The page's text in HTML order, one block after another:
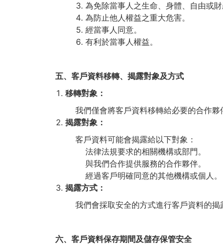
為免除當事人之生命、身體、自由或財
為防止他人權益之重大危害。
經當事人同意。
有利於當事人權益。
五、客戶資料移轉、揭露對象及方式
移轉對象：
我們僅會將客戶資料移轉給必要的合作夥
揭露對象：
客戶資料可能會揭露給以下對象：
法律法規要求的相關機構或部門。
與我們合作提供服務的合作夥伴。
經過客戶明確同意的其他機構或個人。
揭露方式：
我們會採取安全的方式進行客戶資料的
六、客戶資料保存期間及儲存保管安全